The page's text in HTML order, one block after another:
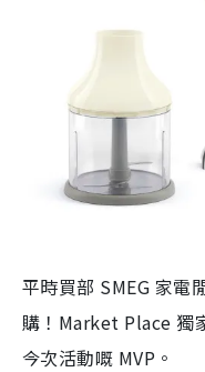
平時買部 SMEG 家電
購！Market Place 獨
今次活動嘅 MVP。